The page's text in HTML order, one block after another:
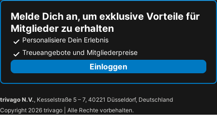
Melde Dich an, um exklusive Vorteile für
Mitglieder zu erhalten
Personalisiere Dein Erlebnis
Treueangebote und Mitgliederpreise
Einloggen
trivago N.V., Kesselstraße 5 – 7, 40221 Düsseldorf, Deutschland
Copyright 2026 trivago | Alle Rechte vorbehalten.